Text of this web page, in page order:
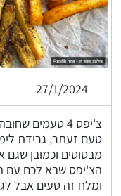
27/1/2024
צ'יפס 4 טעמים
טעם זעתר, גרידת
מבסוטים וכמובן
הצ'יפס שבא לכם עם
ומלח זה טעים אבל